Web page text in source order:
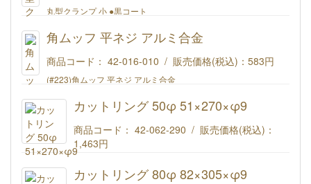
丸型クランプ 小 ●黒コート
角ムッフ 平ネジ アルミ合金
商品コード： 42-016-010 / 販売価格(税込)： 583円
(#223)角ムッフ 平ネジ アルミ合金
カットリング 50φ 51×270×φ9
商品コード： 42-062-290 / 販売価格(税込)：
1,463円
カットリング 80φ 82×305×φ9